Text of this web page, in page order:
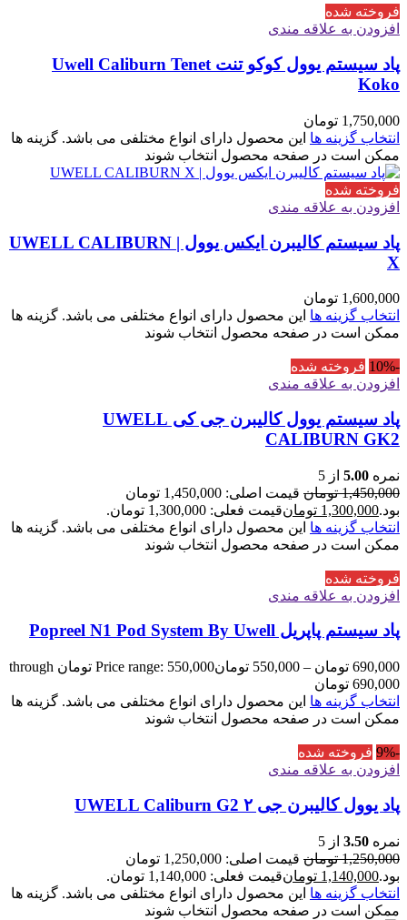
فروخته شده
افزودن به علاقه مندی
پاد سیستم یوول کوکو تنت Uwell Caliburn Tenet
Koko
1,750,000 تومان
انتخاب گزینه ها این محصول دارای انواع مختلفی می باشد. گزینه ها
ممکن است در صفحه محصول انتخاب شوند
فروخته شده
افزودن به علاقه مندی
پاد سیستم کالیبرن ایکس یوول | UWELL CALIBURN
X
1,600,000 تومان
انتخاب گزینه ها این محصول دارای انواع مختلفی می باشد. گزینه ها
ممکن است در صفحه محصول انتخاب شوند
-10%
فروخته شده
افزودن به علاقه مندی
پاد سیستم یوول کالیبرن جی کی UWELL
CALIBURN GK2
نمره 5.00 از 5
1,450,000 تومان
قیمت اصلی: 1,450,000 تومان
بود.1,300,000 تومانقیمت فعلی: 1,300,000 تومان.
انتخاب گزینه ها این محصول دارای انواع مختلفی می باشد. گزینه ها
ممکن است در صفحه محصول انتخاب شوند
فروخته شده
افزودن به علاقه مندی
پاد سیستم پاپریل Popreel N1 Pod System By Uwell
690,000 تومان –
550,000 تومان
Price range: 550,000 تومان through
690,000 تومان
انتخاب گزینه ها این محصول دارای انواع مختلفی می باشد. گزینه ها
ممکن است در صفحه محصول انتخاب شوند
-9%
فروخته شده
افزودن به علاقه مندی
پاد یوول کالیبرن جی ۲ UWELL Caliburn G2
نمره 3.50 از 5
1,250,000 تومان
قیمت اصلی: 1,250,000 تومان
بود.1,140,000 تومانقیمت فعلی: 1,140,000 تومان.
انتخاب گزینه ها این محصول دارای انواع مختلفی می باشد. گزینه ها
ممکن است در صفحه محصول انتخاب شوند